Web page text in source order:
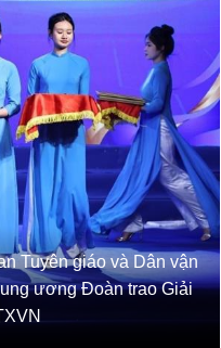
Tuyên giáo và Dân vận
ương Đoàn trao Giải